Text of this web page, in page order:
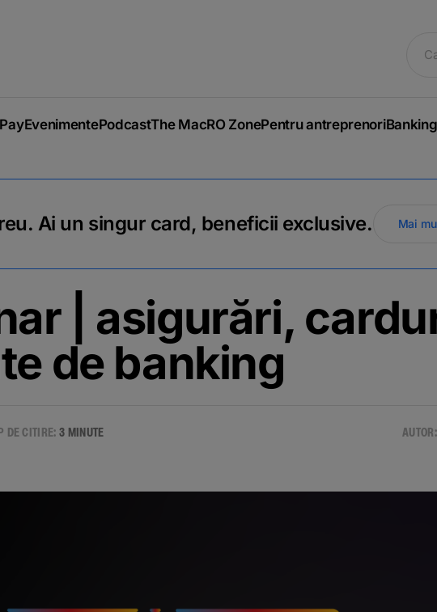
EvenimentePodcastThe MacRO ZonePentru antreprenori
Ai un singur card, beneficii exclusive. Mai
| asigurări,
de banking
DE CITIRE:3 MINUTE